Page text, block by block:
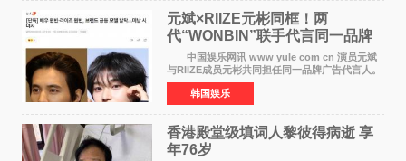
元斌×RIIZE元彬同框！两
代“WONBIN”联手代言同一品牌
颜值天花板合体
中国娱乐网讯 www yule com cn 演员元斌
与RIIZE成员元彬共同担任同一品牌广告代言人。
6日据独家报道，继演员元斌之后，RIIZE元彬最
近也被选为某在线中介平台A公司的共同广告代言
人，两人将作
韩国娱乐
香港殿堂级填词人黎彼得病逝 享
年76岁​